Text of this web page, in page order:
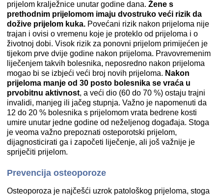
prijelom kralježnice unutar godine dana. Žene s
prethodnim prijelomom imaju dvostruko veći rizik da
dožive prijelom kuka. Povećani rizik nakon prijeloma nije
trajan i ovisi o vremenu koje je proteklo od prijeloma i o
životnoj dobi. Visok rizik za ponovni prijelom primijećen je
tijekom prve dvije godine nakon prijeloma. Pravovremenim
liječenjem takvih bolesnika, neposredno nakon prijeloma
mogao bi se izbjeći veći broj novih prijeloma. Nakon
prijeloma manje od 30 posto bolesnika se vraća u
prvobitnu aktivnost, a veći dio (60 do 70 %) ostaju trajni
invalidi, manjeg ili jačeg stupnja. Važno je napomenuti da
12 do 20 % bolesnika s prijelomom vrata bedrene kosti
umire unutar jedne godine od neželjenog događaja. Stoga
je veoma važno prepoznati osteporotski prijelom,
dijagnosticirati ga i započeti liječenje, ali još važnije je
spriječiti prijelom.
Prevencija osteoporoze
Osteoporoza je najčešći uzrok patološkog prijeloma, stoga